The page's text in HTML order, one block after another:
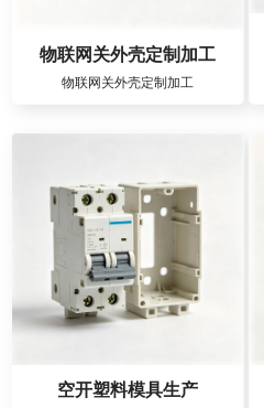
物联网关外壳定制加工
物联网关外壳定制加工
空开塑料模具生产